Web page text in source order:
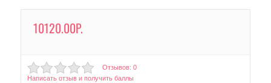
10120.00Р.
Отзывов: 0
Написать отзыв и получить баллы